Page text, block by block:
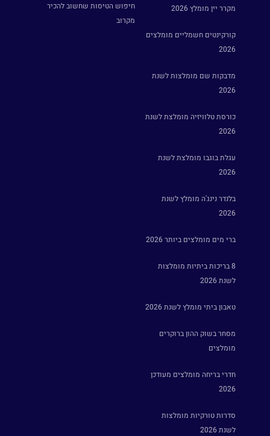
מקרר יין מומלץ 2026
קורקינטים חשמליים מומלצים
2026
מדבקות שם מומלצות לשנת
2026
כורסת טלוויזיה מומלצת לשנת
2026
עגלת בוגבו מומלצת לשנת
2026
בלנדר נינג'ה מומלץ לשנת
2026
ברי מים מומלצים ביותר 2026
8 בריכות ביתיות מומלצות
לשנת 2026
טאבון ביתי מומלץ לשנת 2026
מסחר בשוק ההון ברוקרים
מומלצים
חדרי בריחה מומלצים מעודכן
2026
סדרות טורקיות מומלצות
לשנת 2026
חיפוש הטיסות שחשוב להכיר
מקרוב